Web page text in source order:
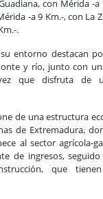
con Mérida -a
-a 9 Km.-, con La
.
entorno destacan
y río, junto con
que disfruta de
de una estructura
de Extremadura,
al sector agrícola-
de ingresos,
que